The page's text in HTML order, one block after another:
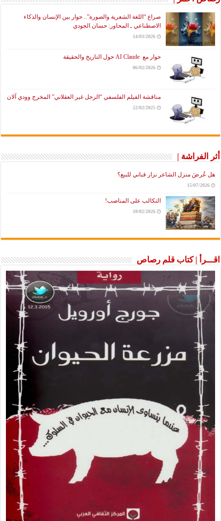
صراع “اللغة الشعرية والصورة”.. حوار بين الإنسان والذكاء
الاصطناعي ـ المحاور: حسان الجودي
14/03/2026
حوار مع AI Claude حول التاريخ والحقيقة
06/02/2026
مناقشة الفيلم الفلسفي “الرجل غير العقلاني” المخرج وودي آلان
22/02/2025
أثر الفراشة |
هل عُرضَ منزل الشاعر نزار قباني للبيع؟
15/07/2026
التكالب على المناصب!
18/02/2026
اقـــرأ | كتاب قلم رصاص